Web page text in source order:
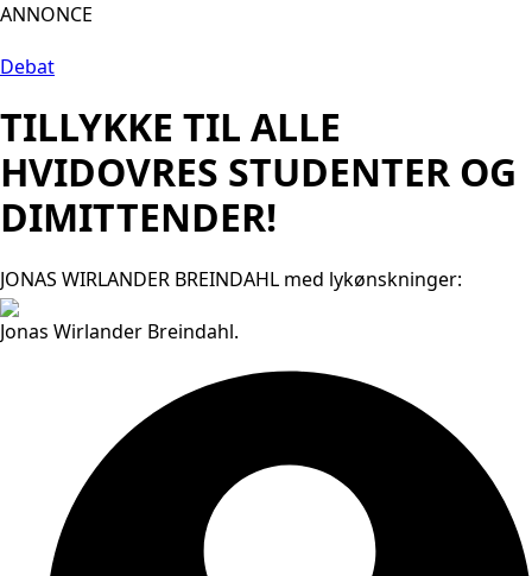
ANNONCE
Debat
TILLYKKE TIL ALLE
HVIDOVRES STUDENTER OG
DIMITTENDER!
JONAS WIRLANDER BREINDAHL med lykønskninger:
Jonas Wirlander Breindahl.